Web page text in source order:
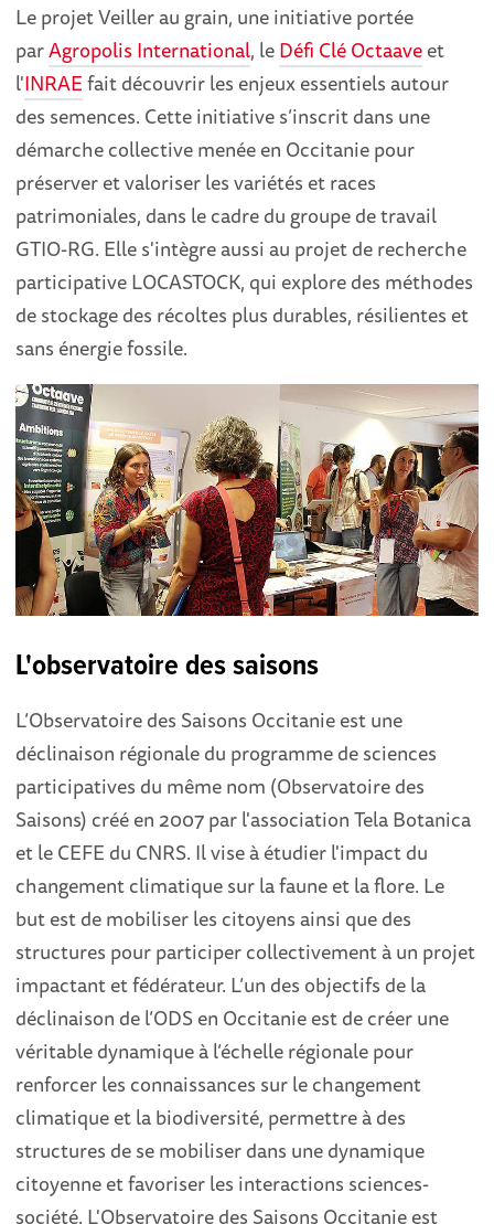
Le projet Veiller au grain, une initiative portée
parAgropolis International, leDéfi Clé Octaaveet
l'INRAEfait découvrir les enjeux essentiels autour
des semences. Cette initiative s’inscrit dans une
démarche collective menée en Occitanie pour
préserver et valoriser les variétés et races
patrimoniales, dans le cadre du groupe de travail
GTIO-RG. Elle s'intègre aussi au projet de recherche
participative LOCASTOCK, qui explore des méthodes
de stockage des récoltes plus durables, résilientes et
sans énergie fossile.
L'observatoire des saiso ns
L’Observatoire des Saisons Occitanie est une
déclinaison régionale du programme de sciences
participatives du même nom (Observatoire des
Saisons) créé en 2007 par l'association Tela Botanica
et le CEFE du CNRS. Il vise à étudier l'impact du
changement climatique sur la faune et la flore. Le
but est de mobiliser les citoyens ainsi que des
structures pour participer collectivement à un projet
impactant et fédérateur. L’un des objectifs de la
déclinaison de l’ODS en Occitanie est de créer une
véritable dynamique à l’échelle régionale pour
renforcer les connaissances sur le changement
climatique et la biodiversité, permettre à des
structures de se mobiliser dans une dynamique
citoyenne et favoriser les interactions sciences-
société. L'Observatoire des Saisons Occitanie est